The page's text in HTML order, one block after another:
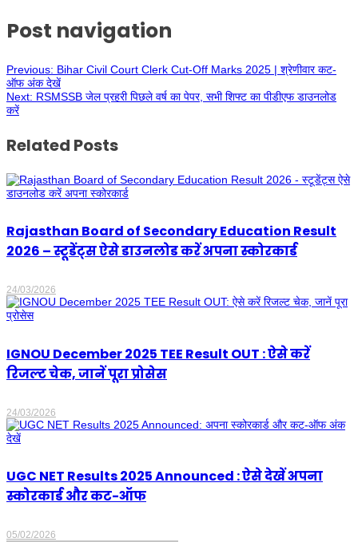
Post navigation
Previous: Bihar Civil Court Clerk Cut-Off Marks 2025 | श्रेणीवार कट-
ऑफ अंक देखें
Next: RSMSSB जेल प्रहरी पिछले वर्ष का पेपर, सभी शिफ्ट का पीडीएफ डाउनलोड
करें
Related Posts
Rajasthan Board of Secondary Education Result
2026 – स्टूडेंट्स ऐसे डाउनलोड करें अपना स्कोरकार्ड
24/03/2026
IGNOU December 2025 TEE Result OUT : ऐसे करें
रिजल्ट चेक, जानें पूरा प्रोसेस
24/03/2026
UGC NET Results 2025 Announced : ऐसे देखें अपना
स्कोरकार्ड और कट-ऑफ
05/02/2026